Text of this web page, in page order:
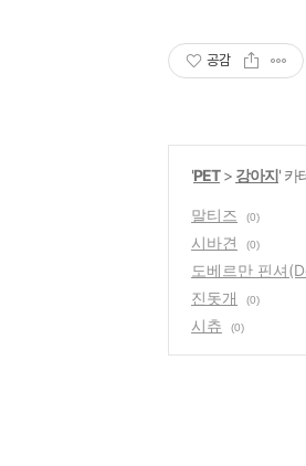
공감
'PET> 강아지' 카
말티즈 (0)
시바견 (0)
도베르만 핀셔
진돗개 (0)
시츄 (0)